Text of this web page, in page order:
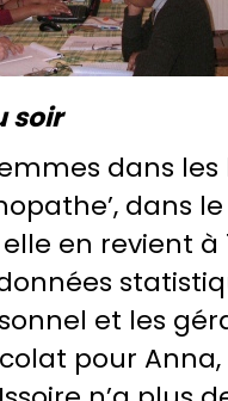
soir
dans
dans
elle en revient
et les
pour